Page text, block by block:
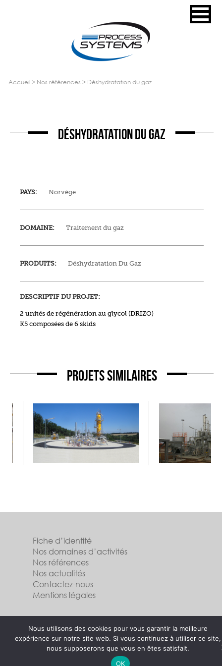
accueil> nos références > déshydratation du gaz
DÉSHYDRATATION DU GAZ
PAYS: Norvège
DOMAINE: Traitement du gaz
PRODUITS: Déshydratation Du Gaz
DESCRIPTIF DU PROJET:
2 unités de régénération au glycol (DRIZO)
K5 composées de 6 skids
PROJETS SIMILAIRES
Fiche d’identité
Nos domaines d’activités
Nos références
Nos actualités
Contactez-nous
Mentions légales
Suivez-nous
Nous utilisons des cookies pour vous garantir la meilleure
expérience sur notre site web. Si vous continuez à utiliser ce site,
nous supposerons que vous en êtes satisfait.
OK